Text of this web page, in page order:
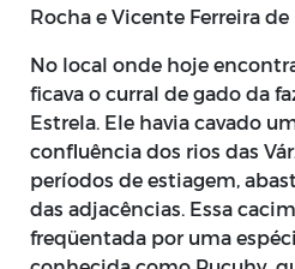
Rocha e Vicente Ferreira de
No local onde hoje
ficava o curral de gado da
Estrela. Ele havia cavado
confluência dos rios das
períodos de estiagem,
das adjacências. Essa
freqüentada por uma